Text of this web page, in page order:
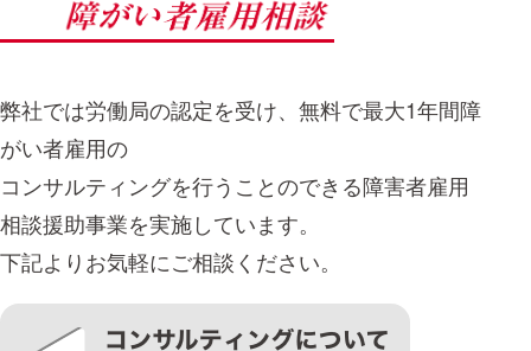
弊社では労働局の認定を受け、無料で最大1年間障
がい者雇用の
コンサルティングを行うことのできる障害者雇用
相談援助事業を実施しています。
下記よりお気軽にご相談ください。